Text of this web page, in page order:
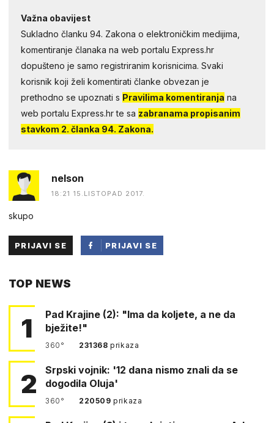
Važna obavijest
Sukladno članku 94. Zakona o elektroničkim medijima,
komentiranje članaka na web portalu Express.hr
dopušteno je samo registriranim korisnicima. Svaki
korisnik koji želi komentirati članke obvezan je
prethodno se upoznati s Pravilima komentiranja na
web portalu Express.hr te sa zabranama propisanim
stavkom 2. članka 94. Zakona.
nelson
18:21 15.LISTOPAD 2017.
skupo
PRIJAVI SE
PRIJAVI SE
TOP NEWS
1
Pad Krajine (2): "Ima da koljete, a ne da
bježite!"
360° 231368prikaza
2
Srpski vojnik: '12 dana nismo znali da se
dogodila Oluja'
360° 220509prikaza